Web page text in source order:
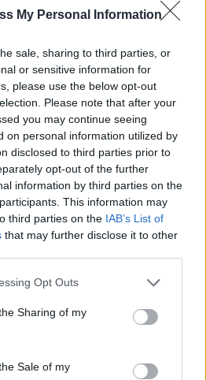
My Personal Information
sale, sharing to third parties, or
or sensitive information for
please use the below opt-out
Please note that after your
you may continue seeing
on personal information utilized by
disclosed to third parties prior to
opt-out of the further
information by third parties on the
This information may
third parties on the IAB’s List of
that may further disclose it to other
Opt Outs
Sharing of my
Sale of my
alkuperäisasukkaiden
kehittelemä bumerangi
Yhteistyössä
Tyyliniekka
Viihde